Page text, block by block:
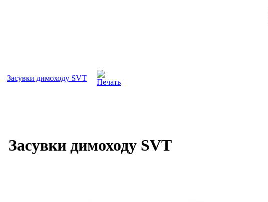
Засувки димоходу SVT
Засувки димоходу SVT